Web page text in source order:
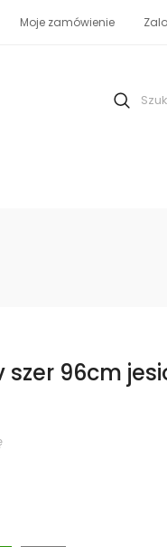
Moje zamówienie
96cm